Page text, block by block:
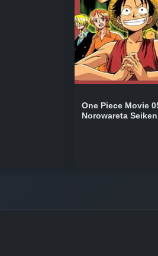
One Piece Movie
Norowareta Seiken